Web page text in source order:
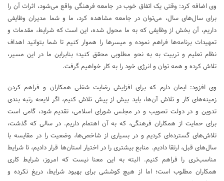
وی اضافه کرد: وقتی یک اتفاق خوب در جامعه فرهنگی واقع می‌شود، اثرات آن را
برای سال‌های سال، می‌توان در جامعه مشاهده کرد، ما و شما مدیران وظایفی
داریم، آن بخش از وظایفی که به ما محول شده، این است که شرایط، مقدمات و
تمهیدات برنامه‌ها فراهم نموده و میسرها را هموار کنیم تا شما بتوانید اهداف
نظام تعلیم و تربیت به به نحو مطلوبی محقق کنید؛ بنابراین ما در این مسیر،
تلاش کرده و همه توان و انرژی خود را به کار خواهیم گرفت.
وی افزود: ایمان دارم که برای افزایش رضایت شغلی همکاران و فراهم کردن
زمینه‌های کار و تلاش آن‌ها، باید بیش از پیش تلاش کنیم، اگر لایحه رتبه بندی
تدوین و در دولت تصویب و در مجلس شورای اسلامی، تقدیم ‌شود، گامی است
برای حمایت از همکاران فرهنگی، که به آن اهتمام داریم. در سالی که گذشت،
تلاش‌های گسترده‌ای کردیم و در بسیاری از شاخص‌ها، وضعیت را در مقایسه با
سال‌های قبل، ارتقا دادیم. منابع بیشتری را در اختیار استان‌ها قرار دادیم، تا شرایط
مناسب‌تری را فراهم کنیم. البته به این معنا نیست که امروز، شرایط کاری
همکاران مطلوب است؛ اما از هیچ کوششی برای بهبود شرایط، دریغ نکرده و